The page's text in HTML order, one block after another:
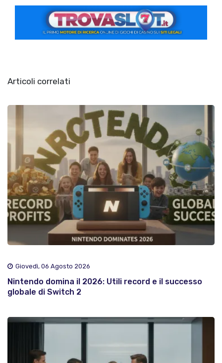
Articoli correlati
Giovedì, 06 Agosto 2026
Nintendo domina il 2026: Utili record e il successo
globale di Switch 2